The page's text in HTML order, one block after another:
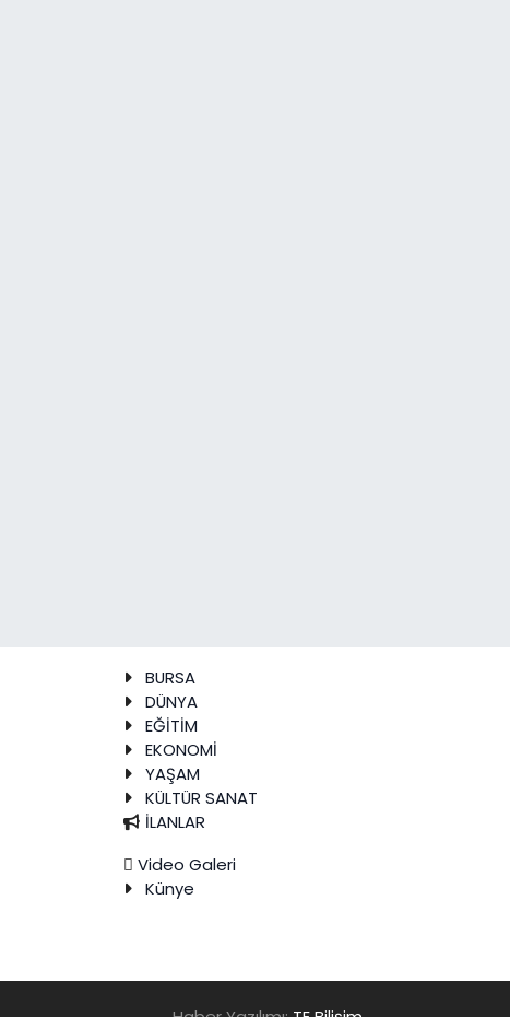
BURSA
DÜNYA
EĞİTİM
EKONOMİ
YAŞAM
KÜLTÜR SANAT
İLANLAR
Video Galeri
Künye